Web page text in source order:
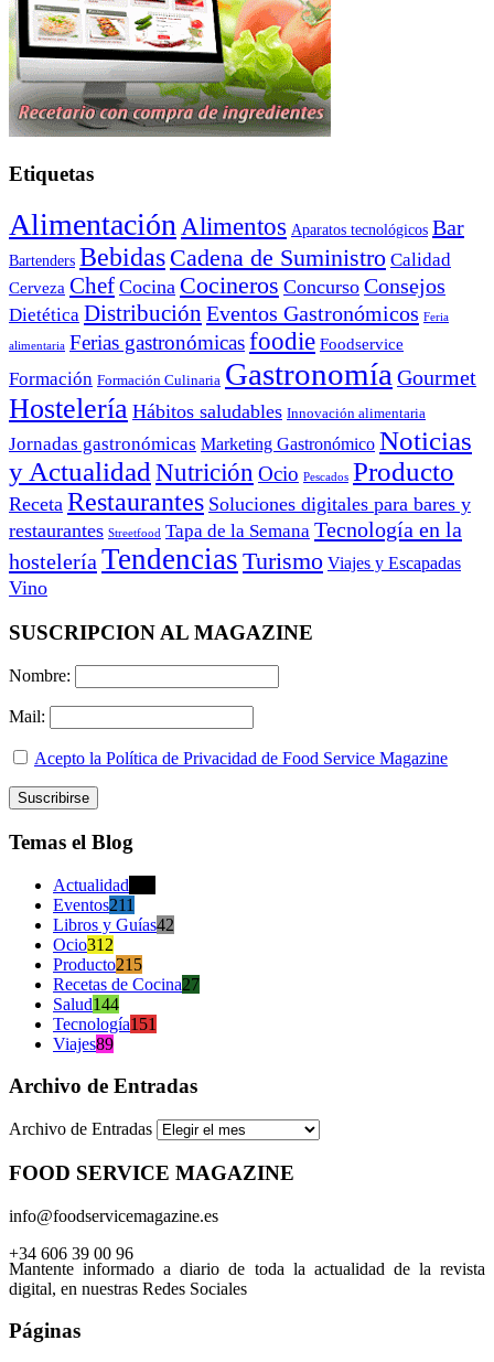
Etiquetas
Alimentación Alimentos Aparatos tecnológicos Bar
Bartenders Bebidas Cadena de Suministro Calidad
Cerveza Chef Cocina Cocineros Concurso Consejos
Dietética Distribución Eventos Gastronómicos Feria
alimentaria Ferias gastronómicasfoodie Foodservice
Formación Formación Culinaria Gastronomía Gourmet
Hostelería Hábitos saludables Innovación alimentaria
Jornadas gastronómicas Marketing Gastronómico Noticias
y Actualidad Nutrición Ocio Pescados Producto
Receta Restaurantes Soluciones digitales para bares y
restaurantes Streetfood Tapa de la Semana Tecnología en la
hostelería Tendencias Turismo Viajes y Escapadas
Vino
SUSCRIPCION AL MAGAZINE
Nombre:
Mail:
Acepto la Política de Privacidad de Food Service Magazine
Temas el Blog
Actualidad
Eventos211
Libros y Guías42
Ocio312
Producto215
Recetas de Cocina27
Salud144
Tecnología151
Viajes89
Archivo de Entradas
Archivo de Entradas
FOOD SERVICE MAGAZINE
info@foodservicemagazine.es
+34 606 39 00 96
Mantente informado a diario de toda la actualidad de la revista
digital, en nuestras Redes Sociales
Páginas